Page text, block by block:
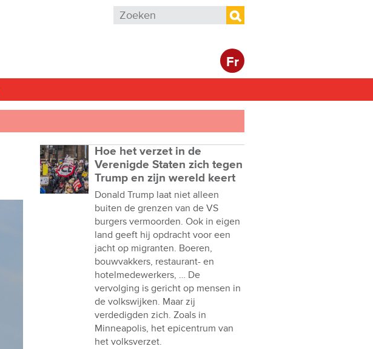
Zoekveld
Zoeken
Fr
Hoe het verzet in de
Verenigde Staten zich tegen
Trump en zijn wereld keert
Donald Trump laat niet alleen
buiten de grenzen van de VS
burgers vermoorden. Ook in eigen
land geeft hij opdracht voor een
jacht op migranten. Boeren,
bouwvakkers, restaurant- en
hotelmedewerkers, … De
vervolging is gericht op mensen in
de volkswijken. Maar zij
verdedigden zich. Zoals in
Minneapolis, het epicentrum van
het volksverzet.